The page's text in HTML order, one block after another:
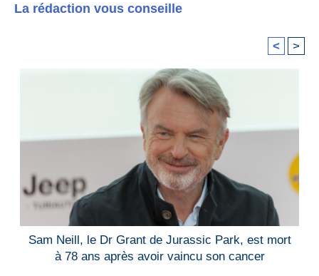
La rédaction vous conseille
< >
Sam Neill, le Dr Grant de Jurassic Park, est mort
à 78 ans après avoir vaincu son cancer